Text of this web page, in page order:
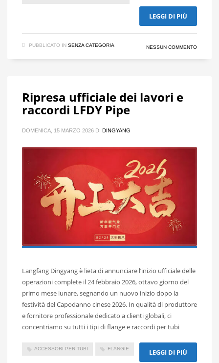
LEGGI DI PIÙ
PUBBLICATO IN SENZA CATEGORIA NESSUN COMMENTO
Ripresa ufficiale dei lavori e
raccordi LFDY Pipe
DOMENICA, 15 MARZO 2026 DI DINGYANG
Langfang Dingyang è lieta di annunciare l’inizio ufficiale delle
operazioni complete il 24 febbraio 2026, ottavo giorno del
primo mese lunare, segnando un nuovo inizio dopo la
festività del Capodanno cinese 2026. In qualità di produttore
e fornitore professionale dedicato a clienti globali, ci
concentriamo su tutti i tipi di flange e raccordi per tubi
ACCESSORI PER TUBI FLANGIE LEGGI DI PIÙ